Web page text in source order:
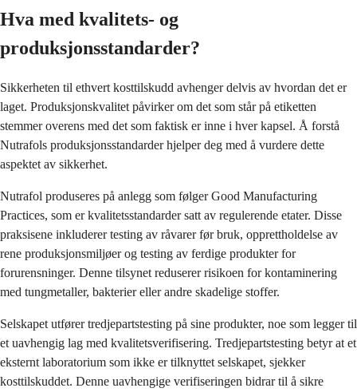
Hva med kvalitets- og
produksjonsstandarder?
Sikkerheten til ethvert kosttilskudd avhenger delvis av hvordan det er
laget. Produksjonskvalitet påvirker om det som står på etiketten
stemmer overens med det som faktisk er inne i hver kapsel. Å forstå
Nutrafols produksjonsstandarder hjelper deg med å vurdere dette
aspektet av sikkerhet.
Nutrafol produseres på anlegg som følger Good Manufacturing
Practices, som er kvalitetsstandarder satt av regulerende etater. Disse
praksisene inkluderer testing av råvarer før bruk, opprettholdelse av
rene produksjonsmiljøer og testing av ferdige produkter for
forurensninger. Denne tilsynet reduserer risikoen for kontaminering
med tungmetaller, bakterier eller andre skadelige stoffer.
Selskapet utfører tredjepartstesting på sine produkter, noe som legger til
et uavhengig lag med kvalitetsverifisering. Tredjepartstesting betyr at et
eksternt laboratorium som ikke er tilknyttet selskapet, sjekker
kosttilskuddet. Denne uavhengige verifiseringen bidrar til å sikre